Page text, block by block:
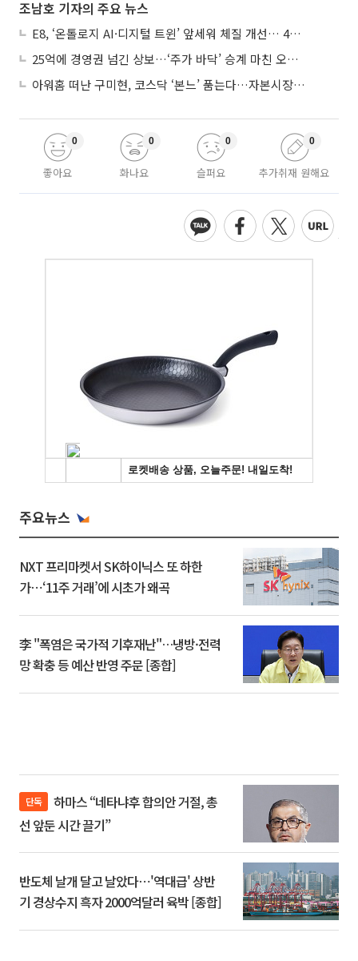
조남호 기자의 주요 뉴스
E8, ‘온톨로지 AI·디지털 트윈’ 앞세워 체질 개선… 4분기 흑자전환 총력
25억에 경영권 넘긴 상보…‘주가 바닥’ 승계 마친 오너 2세, 주가 부양 나설까
아워홈 떠난 구미현, 코스닥 ‘본느’ 품는다…자본시장 전면 등판
좋아요
0
화나요
0
슬퍼요
0
추가취재 원해요
0
주요뉴스
NXT 프리마켓서 SK하이닉스 또 하한
가⋯‘11주 거래’에 시초가 왜곡
李 "폭염은 국가적 기후재난"…냉방·전력
망 확충 등 예산 반영 주문 [종합]
단독
선 앞둔 시간 끌기”
반도체 날개 달고 날았다⋯'역대급' 상반
기 경상수지 흑자 2000억달러 육박 [종합]